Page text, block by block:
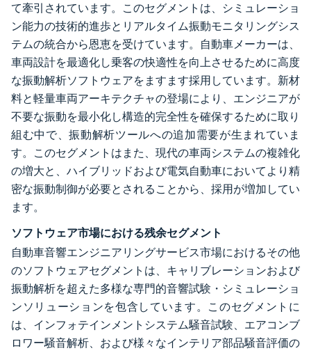
て牽引されています。このセグメントは、シミュレーショ
ン能力の技術的進歩とリアルタイム振動モニタリングシス
テムの統合から恩恵を受けています。自動車メーカーは、
車両設計を最適化し乗客の快適性を向上させるために高度
な振動解析ソフトウェアをますます採用しています。新材
料と軽量車両アーキテクチャの登場により、エンジニアが
不要な振動を最小化し構造的完全性を確保するために取り
組む中で、振動解析ツールへの追加需要が生まれていま
す。このセグメントはまた、現代の車両システムの複雑化
の増大と、ハイブリッドおよび電気自動車においてより精
密な振動制御が必要とされることから、採用が増加してい
ます。
ソフトウェア市場における残余セグメント
自動車音響エンジニアリングサービス市場におけるその他
のソフトウェアセグメントは、キャリブレーションおよび
振動解析を超えた多様な専門的音響試験・シミュレーショ
ンソリューションを包含しています。このセグメントに
は、インフォテインメントシステム騒音試験、エアコンブ
ロワー騒音解析、および様々なインテリア部品騒音評価の